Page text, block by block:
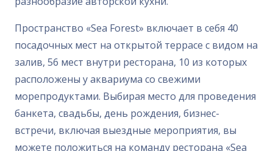
Пространство «Sea Forest» включает в себя 40
посадочных мест на открытой террасе с видом на
залив, 56 мест внутри ресторана, 10 из которых
расположены у аквариума со свежими
морепродуктами. Выбирая место для проведения
банкета, свадьбы, день рождения, бизнес-
встречи, включая выездные мероприятия, вы
можете положиться на команду ресторана «Sea